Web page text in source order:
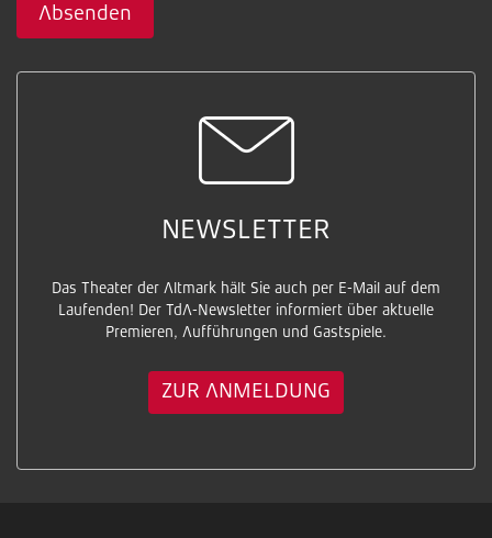
Absenden
NEWSLETTER
Das Theater der Altmark hält Sie auch per E-Mail auf dem
Laufenden! Der TdA-Newsletter informiert über aktuelle
Premieren, Aufführungen und Gastspiele.
ZUR ANMELDUNG